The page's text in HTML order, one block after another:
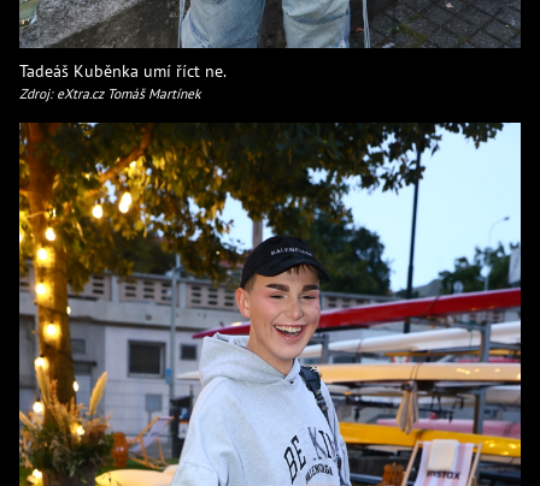
Tadeáš Kuběnka umí říct ne.
Zdroj: eXtra.cz Tomáš Martínek